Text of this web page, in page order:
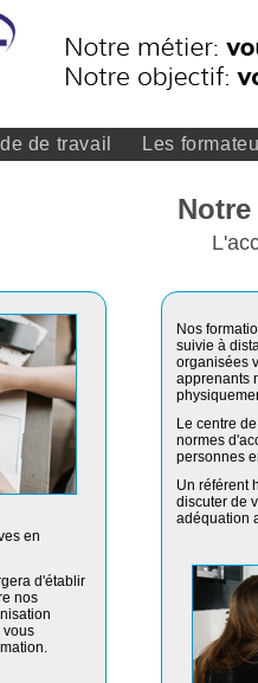
de travail Les
en
d'établir
nos
vous
Nos
suivie à
organisées
apprenants
Le centre
normes
personnes
Un référent
discuter de
adéquation